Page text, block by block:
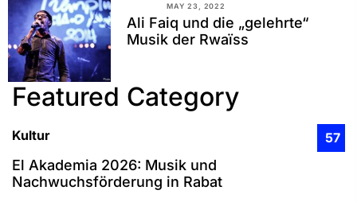
MAY 23, 2022
Ali Faiq und die „gelehrte“
Musik der Rwaїss
Featured Category
Kultur 57
El Akademia 2026: Musik und
Nachwuchsförderung in Rabat